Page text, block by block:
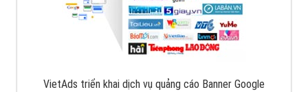
VietAds triển khai dịch vụ quảng cáo Banner Google